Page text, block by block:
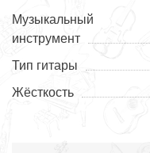
Музыкальный
инструмент
Тип гитары
Жёсткость